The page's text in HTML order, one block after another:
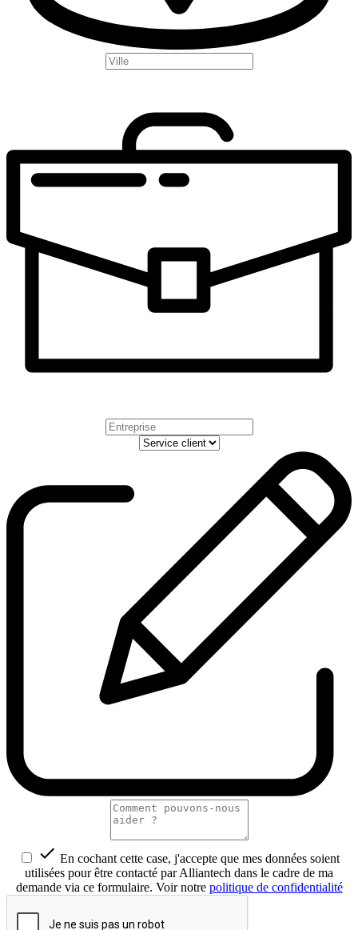
 En cochant cette case, j'accepte que mes données soient
utilisées pour être contacté par Alliantech dans le cadre de ma
demande via ce formulaire. Voir notre politique de confidentialité